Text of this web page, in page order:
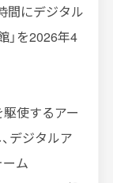
間にデジタル
」を2026年4
使するアー
デジタルア
ム